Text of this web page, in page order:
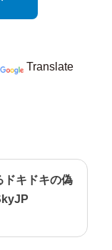
Translate
ドキドキの偽